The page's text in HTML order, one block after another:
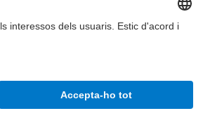
Configuració de privadesa